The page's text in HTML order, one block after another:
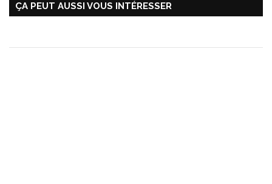
ÇA PEUT AUSSI VOUS INTÉRESSER